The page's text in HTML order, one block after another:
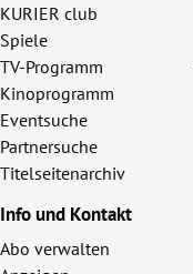
KURIER club
Spiele
TV-Programm
Kinoprogramm
Eventsuche
Partnersuche
Titelseitenarchiv
Info und Kontakt
Abo verwalten